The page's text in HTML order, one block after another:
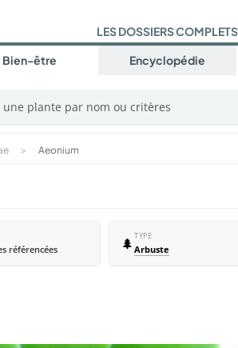
LES DOSSIERS COMPLETS
Bien-être Encyclopédie
une plante par nom ou critères
> Aeonium
référencées 🌲 TYPE
Arbuste